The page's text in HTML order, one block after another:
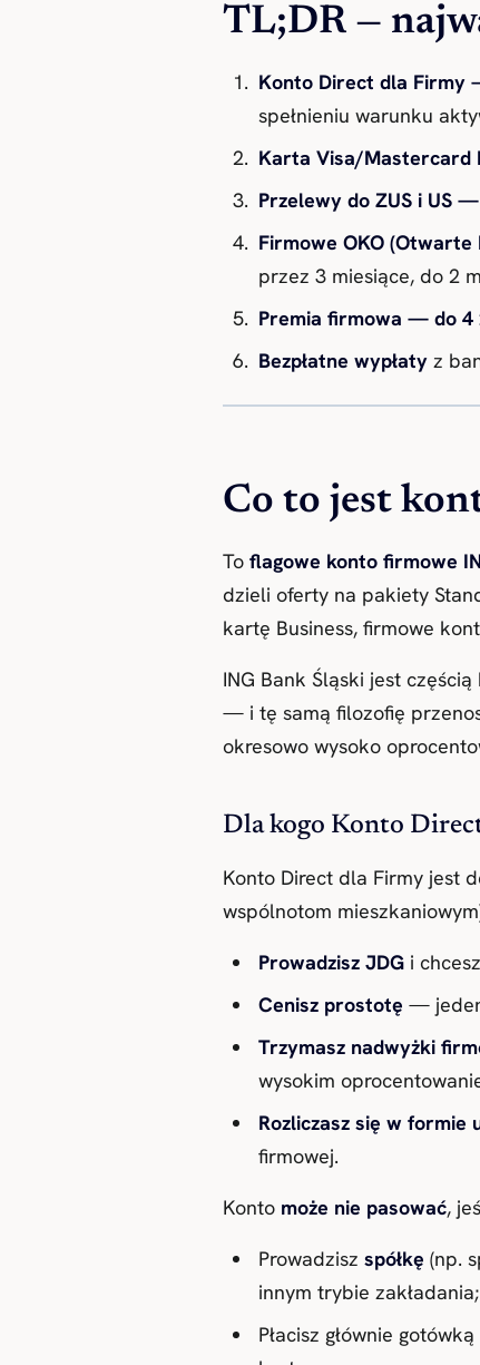
TL;DR —
Konto Direct dla Firmy
spełnieniu warunku
Karta Visa/Mastercard
Przelewy do ZUS i US —
Firmowe OKO (Otwarte
przez 3 miesiące, do 2
Premia firmowa — do 4
Bezpłatne wypłaty z
Co to jest
To flagowe konto firmowe
dzieli oferty na pakiety
kartę Business, firmowe
ING Bank Śląski jest
— i tę samą filozofię
okresowo wysoko
Dla kogo Konto
Konto Direct dla Firmy jest
wspólnotom
Prowadzisz JDG i
Cenisz prostotę —
Trzymasz nadwyżki
wysokim
Rozliczasz się w formie
firmowej.
Konto może nie pasować,
Prowadzisz spółkę (np.
innym trybie
Płacisz głównie